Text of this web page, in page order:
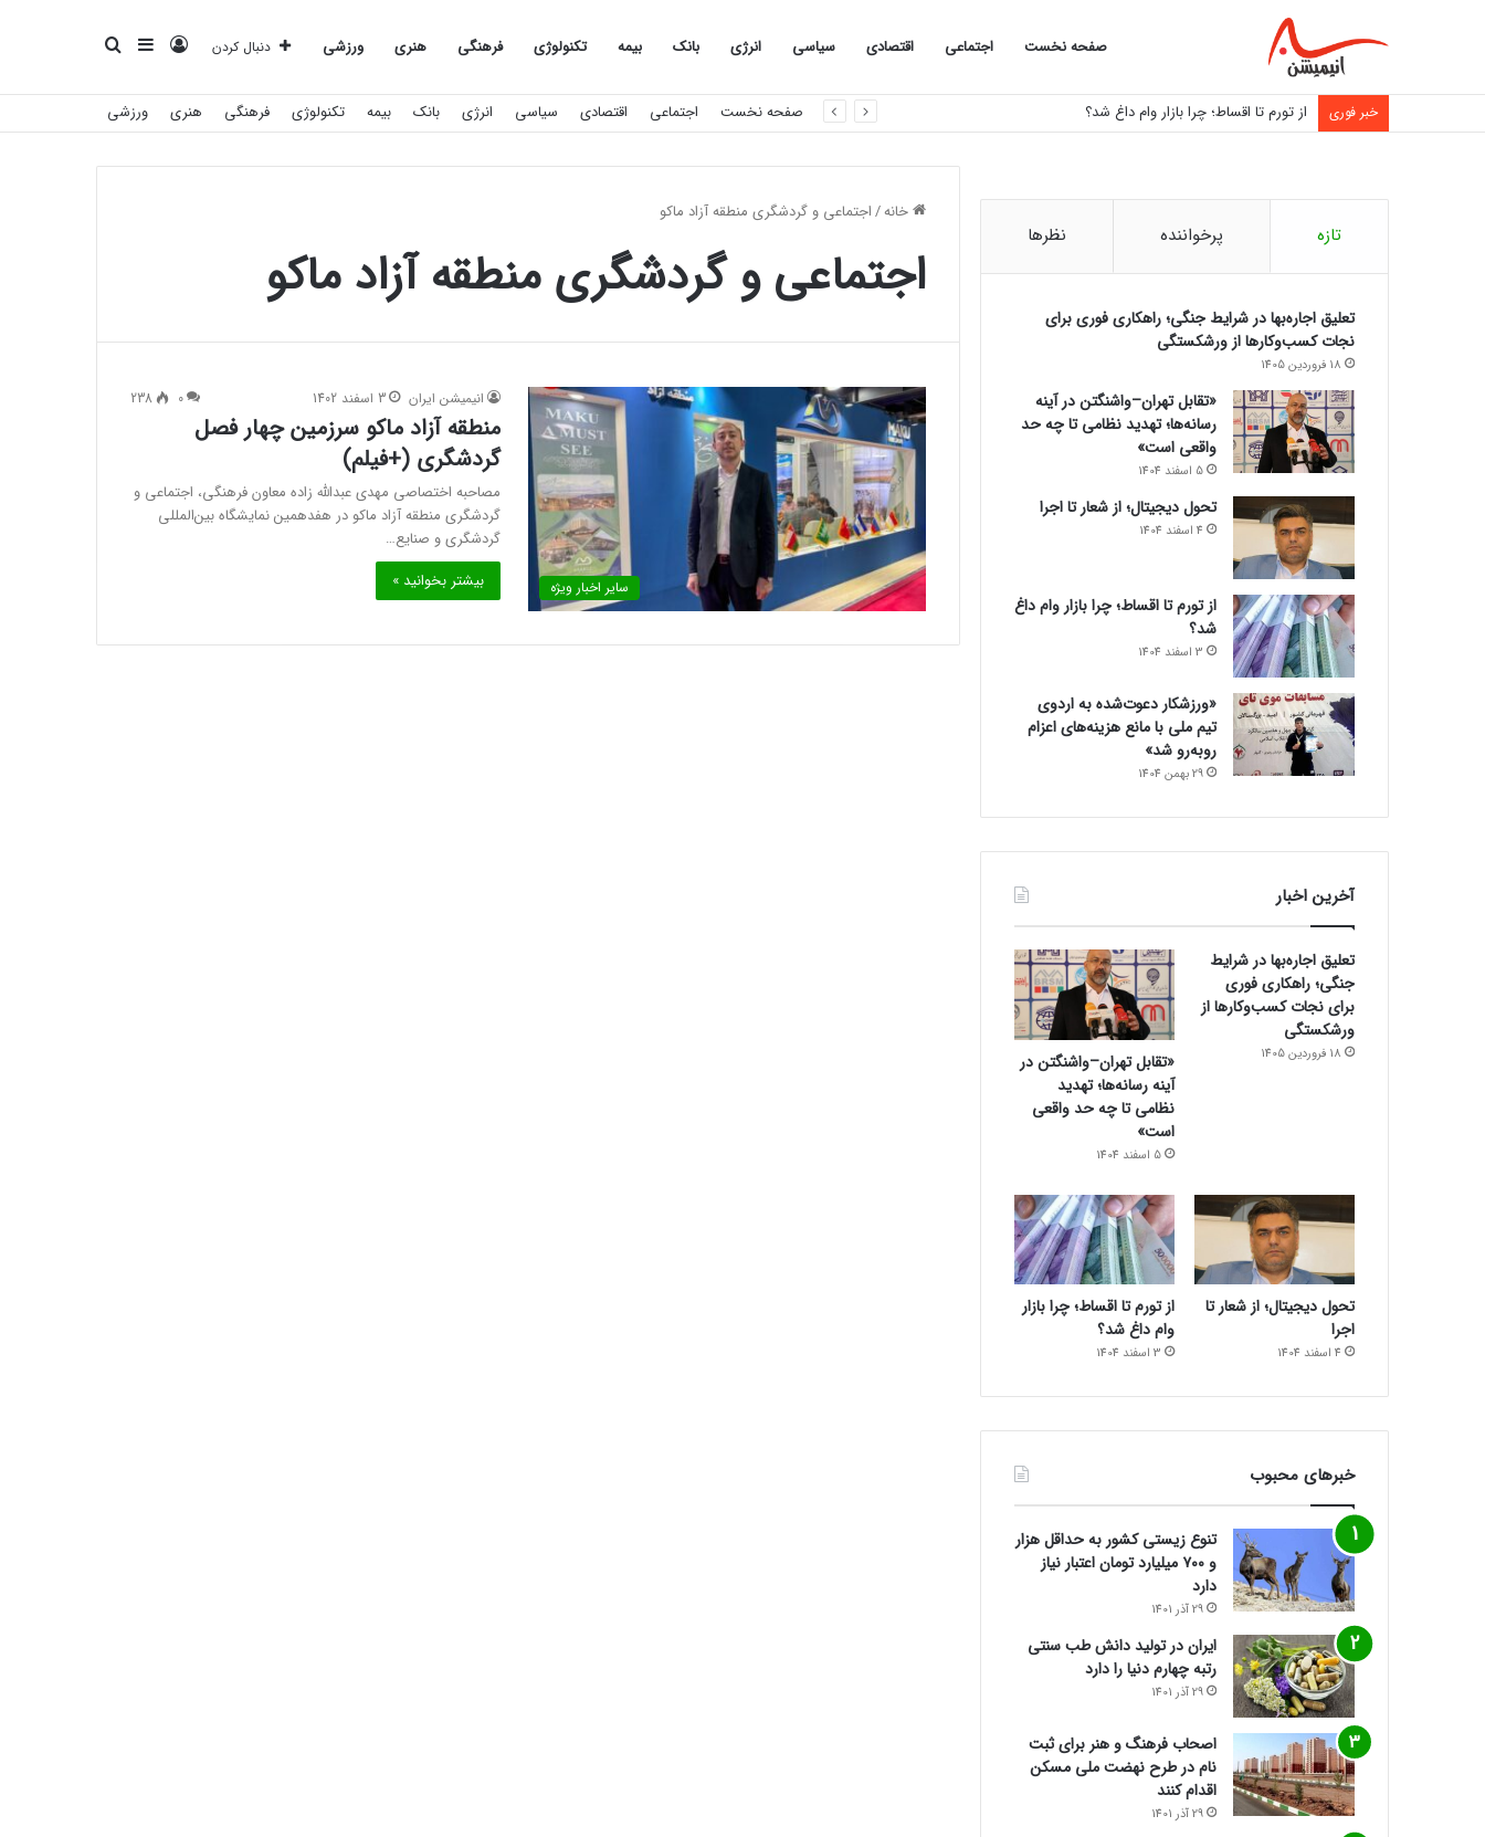
صفحه نخست اجتماعی اقتصادی سیاسی انرژی بانک بیمه تکنولوژی فرهنگی هنری ورزشی
برای
سایدبار ورود دنبال کردن
خبر فوری از تورم تا اقساط؛ چرا بازار وام داغ شد؟ صفحه نخست اجتماعی اقتصادی سیاسی انرژی بانک بیمه تکنولوژی فرهنگی هنری ورزشی
خانه/اجتماعی و گردشگری منطقه آزاد ماکو
اجتماعی و گردشگری منطقه آزاد ماکو
سایر اخبار ویژه
انیمیشن ایران 3 اسفند 1402 0
238
منطقه آزاد ماکو سرزمین چهار فصل
گردشگری (+فیلم)
مصاحبه اختصاصی مهدی عبدالله زاده معاون فرهنگی، اجتماعی و
گردشگری منطقه آزاد ماکو در هفدهمین نمایشگاه بین‌المللی
گردشگری و صنایع…
بیشتر بخوانید »
تازه پرخواننده نظرها
تعلیق اجاره‌بها در شرایط جنگی؛ راهکاری فوری برای
نجات کسب‌وکارها از ورشکستگی
18 فروردین 1405
«تقابل تهران–واشنگتن در آینه
رسانه‌ها؛ تهدید نظامی تا چه حد
واقعی است»
5 اسفند 1404
تحول دیجیتال؛ از شعار تا اجرا
4 اسفند 1404
از تورم تا اقساط؛ چرا بازار وام داغ
شد؟
3 اسفند 1404
«ورزشکار دعوت‌شده به اردوی
تیم ملی با مانع هزینه‌های اعزام
روبه‌رو شد»
29 بهمن 1404
آخرین اخبار
تعلیق اجاره‌بها در شرایط
جنگی؛ راهکاری فوری
برای نجات کسب‌وکارها از
ورشکستگی
18 فروردین 1405
«تقابل تهران–واشنگتن در
آینه رسانه‌ها؛ تهدید
نظامی تا چه حد واقعی
است»
5 اسفند 1404
تحول دیجیتال؛ از شعار تا
اجرا
4 اسفند 1404
از تورم تا اقساط؛ چرا بازار
وام داغ شد؟
3 اسفند 1404
خبرهای محبوب
تنوع زیستی کشور به حداقل هزار
و ۷۰۰ میلیارد تومان اعتبار نیاز
دارد
29 آذر 1401
ایران در تولید دانش طب سنتی
رتبه چهارم دنیا را دارد
29 آذر 1401
اصحاب فرهنگ و هنر برای ثبت
نام در طرح نهضت ملی مسکن
اقدام کنند
29 آذر 1401